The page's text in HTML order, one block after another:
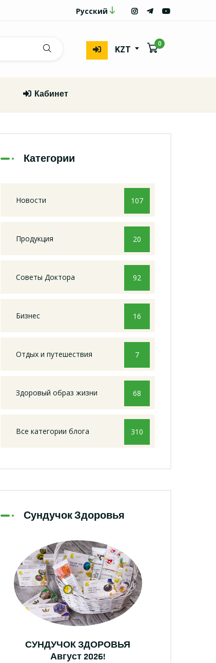
Русский
KZT
0
Кабинет
Категории
Новости 107
Продукция 20
Советы Доктора 92
Бизнес 16
Отдых и путешествия 7
Здоровый образ жизни 68
Все категории блога 310
Сундучок Здоровья
СУНДУЧОК ЗДОРОВЬЯ
Август 2026!